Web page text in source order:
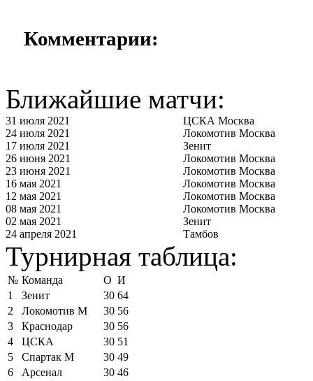
Комментарии:
Ближайшие матчи:
31 июля 2021
ЦСКА Москва
24 июля 2021
Локомотив Москва
17 июля 2021
Зенит
26 июня 2021
Локомотив Москва
23 июня 2021
Локомотив Москва
16 мая 2021
Локомотив Москва
12 мая 2021
Локомотив Москва
08 мая 2021
Локомотив Москва
02 мая 2021
Зенит
24 апреля 2021
Тамбов
Турнирная таблица:
№ Команда О И
1
Зенит 30 64
2
Локомотив М 30 56
3
Краснодар 30 56
4
ЦСКА 30 51
5
Спартак М 30 49
6
Арсенал 30 46